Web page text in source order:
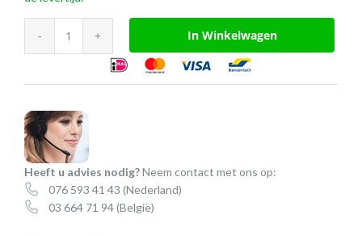
BIZ
|
2
ringleidingen
aantal
In Winkelwagen
Heeft u advies nodig?Neem contact met ons op:
076 593 41 43 (Nederland)
03 664 71 94(België)